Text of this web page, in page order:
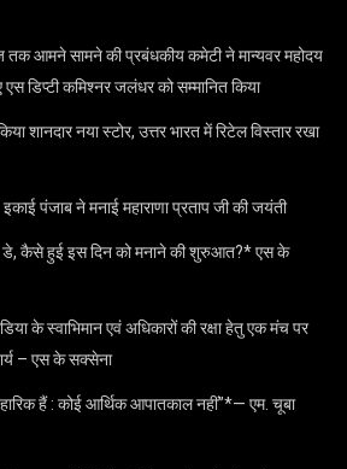
तक आमने सामने की प्रबंधकीय कमेटी ने मान्यवर महोदय
डिप्टी कमिश्नर जलंधर को सम्मानित किया
शानदार नया स्टोर, उत्तर भारत में रिटेल विस्तार रखा
इकाई पंजाब ने मनाई महाराणा प्रताप जी की जयंती
डे, कैसे हुई इस दिन को मनाने की शुरुआत?* एस के
के स्वाभिमान एवं अधिकारों की रक्षा हेतु एक मंच पर
– एस के सक्सेना
हैं : कोई आर्थिक आपातकाल नहीं”*— एम. चूबा